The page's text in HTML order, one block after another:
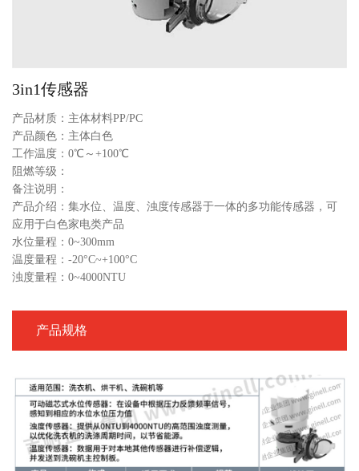
3in1传感器
产品材质：主体材料PP/PC
产品颜色：主体白色
工作温度：0℃～+100℃
阻燃等级：
备注说明：
产品介绍：集水位、温度、浊度传感器于一体的多功能传感器，可
应用于白色家电类产品
水位量程：0~300mm
温度量程：-20°C~+100°C
浊度量程：0~4000NTU
产品规格